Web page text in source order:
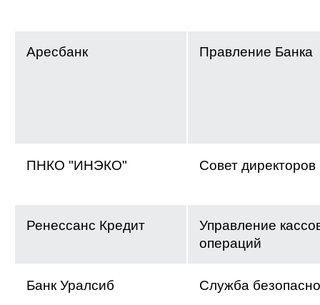
Аресбанк Правление Банка
ПНКО "ИНЭКО" Совет директоров
Ренессанс Кредит
Управление
операций
Банк Уралсиб Служба